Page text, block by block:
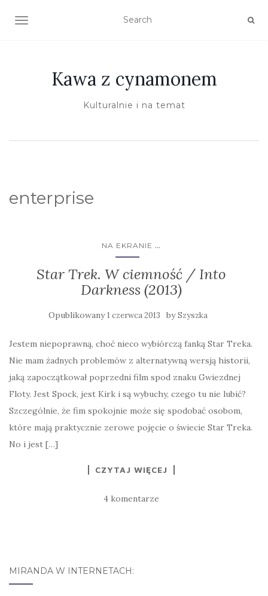
TOGGLE NAVIGATION
Kawa z cynamonem
Kulturalnie i na temat
enterprise
NA EKRANIE ...
Star Trek. W ciemność / Into
Darkness (2013)
Opublikowany1 czerwca 2013 bySzyszka
Jestem niepoprawną, choć nieco wybiórczą fanką Star Treka.
Nie mam żadnych problemów z alternatywną wersją historii,
jaką zapoczątkował poprzedni film spod znaku Gwiezdnej
Floty. Jest Spock, jest Kirk i są wybuchy, czego tu nie lubić?
Szczególnie, że fim spokojnie może się spodobać osobom,
które mają praktycznie zerowe pojęcie o świecie Star Treka.
No i jest […]
CZYTAJ WIĘCEJ
4 komentarze
MIRANDA W INTERNETACH: